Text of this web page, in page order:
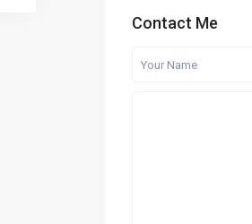
Contact Me